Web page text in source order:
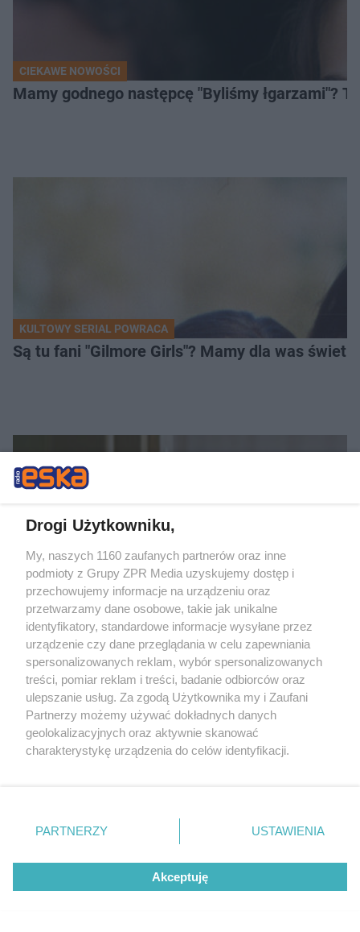
CIEKAWE NOWOŚCI
Mamy godnego następcę "Byliśmy łgarzami"?
KULTOWY SERIAL POWRACA
Są tu fani "Gilmore Girls"? Mamy dla was
NA WSPÓLNEJ
Na Wspólnej, odcinek 4265: Agnieszka
skrupułów
LOKALNIE:
Drogi Użytkowniku,
My, naszych 1160 zaufanych partnerów oraz inne
podmioty z Grupy ZPR Media uzyskujemy dostęp i
przechowujemy informacje na urządzeniu oraz
przetwarzamy dane osobowe, takie jak unikalne
identyfikatory, standardowe informacje wysyłane przez
urządzenie czy dane przeglądania w celu zapewniania
spersonalizowanych reklam, wybór spersonalizowanych
treści, pomiar reklam i treści, badanie odbiorców oraz
ulepszanie usług. Za zgodą Użytkownika my i Zaufani
Partnerzy możemy używać dokładnych danych
geolokalizacyjnych oraz aktywnie skanować
charakterystykę urządzenia do celów identyfikacji.
zmienić/wycofać klikając przycisk ustawień prywatności
znajdujący się w lewym dolnym rogu strony
rodzaje przetwarzania danych nie wymagają zgody
użytkownika, ale masz prawo sprzeciwić się takiemu
przetwarzaniu. Preferencje będą miały zastosowanie tylko
PARTNERZY USTAWIENIA
Akceptuję